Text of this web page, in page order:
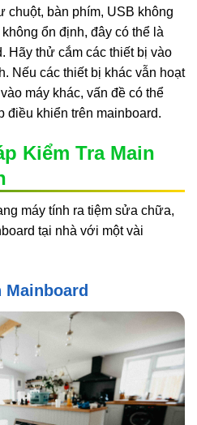
chuột, bàn phím, USB không
ổn định, đây có thể là
Hãy thử cắm các thiết bị vào
Nếu các thiết bị khác vẫn hoạt
máy khác, vấn đề có thể
điều khiển trên mainboard.
Kiểm Tra Main
máy tính ra tiệm sửa chữa,
tại nhà với một vài
Mainboard